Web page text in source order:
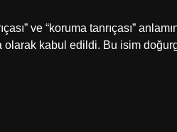
ve “koruma tanrıçası”
olarak kabul edildi. Bu isim